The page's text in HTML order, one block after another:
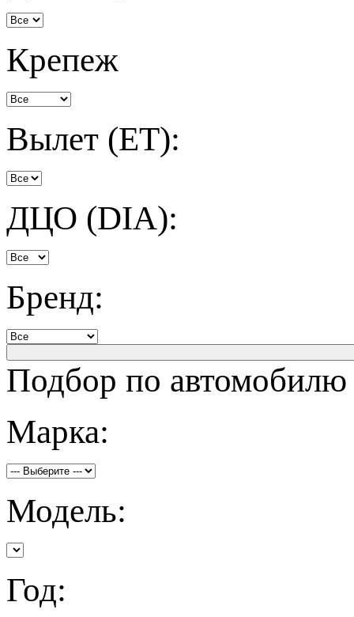
Крепеж
Вылет (ET):
ДЦО (DIA):
Бренд:
Подбор по автомобилю
Марка:
Модель:
Год: